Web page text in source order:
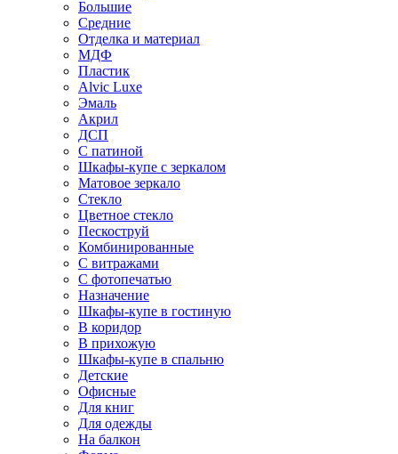
Большие
Средние
Отделка и материал
МДФ
Пластик
Alvic Luxe
Эмаль
Акрил
ДСП
С патиной
Шкафы-купе с зеркалом
Матовое зеркало
Стекло
Цветное стекло
Пескоструй
Комбинированные
С витражами
С фотопечатью
Назначение
Шкафы-купе в гостиную
В коридор
В прихожую
Шкафы-купе в спальню
Детские
Офисные
Для книг
Для одежды
На балкон